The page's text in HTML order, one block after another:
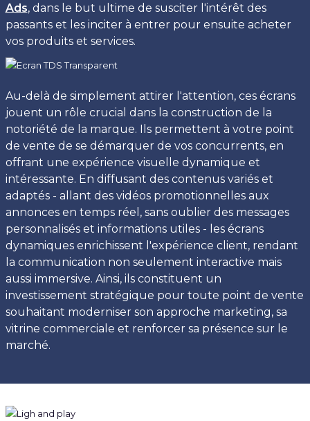
Ads, dans le but ultime de susciter l'intérêt des
passants et les inciter à entrer pour ensuite acheter
vos produits et services.
Au-delà de simplement attirer l'attention, ces écrans
jouent un rôle crucial dans la construction de la
notoriété de la marque. Ils permettent à votre point
de vente de se démarquer de vos concurrents, en
offrant une expérience visuelle dynamique et
intéressante. En diffusant des contenus variés et
adaptés - allant des vidéos promotionnelles aux
annonces en temps réel, sans oublier des messages
personnalisés et informations utiles - les écrans
dynamiques enrichissent l'expérience client, rendant
la communication non seulement interactive mais
aussi immersive. Ainsi, ils constituent un
investissement stratégique pour toute point de vente
souhaitant moderniser son approche marketing, sa
vitrine commerciale et renforcer sa présence sur le
marché.